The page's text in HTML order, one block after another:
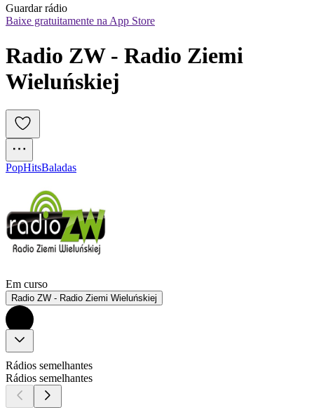
Guardar rádio
Baixe gratuitamente na App Store
Radio ZW - Radio Ziemi
PopHitsBaladas
Em curso
Radio ZW - Radio Ziemi Wieluńskiej
Rádios semelhantes
Rádios semelhantes